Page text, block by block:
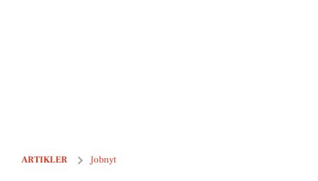
ARTIKLER Jobnyt
Dagplejer til dagtilbudsområde Syd